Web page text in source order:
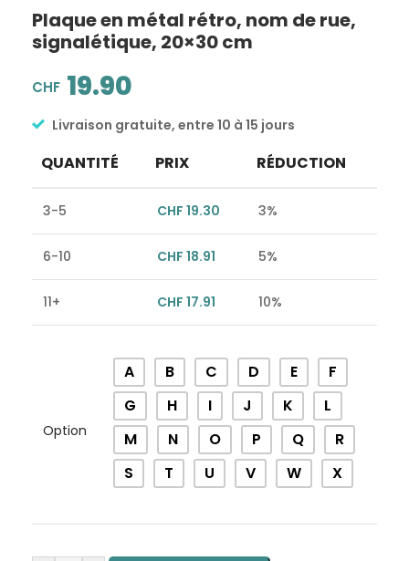
Plaque en métal rétro, nom de rue,
signalétique, 20×30 cm
CHF 19.90
Livraison gratuite, entre 10 à 15 jours
QUANTITÉ PRIX RÉDUCTION
3-5 CHF 19.30 3%
6-10 CHF 18.91 5%
11+ CHF 17.91 10%
Option
A B C D E
F
G
H I J K
L
M
N O P Q
R
S
T U V W X